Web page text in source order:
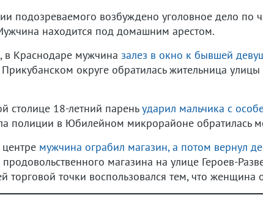
подозреваемого возбуждено уголовное дело по
находится под домашним арестом.
Краснодаре мужчина залез в окно к бывшей
округе обратилась жительница
столице 18-летний пареньударил мальчика с
полиции в Юбилейном микрорайоне обратилась
мужчина ограбил магазин, а потом вернул
магазина на улице Героев-
торговой точки воспользовался тем, что женщина